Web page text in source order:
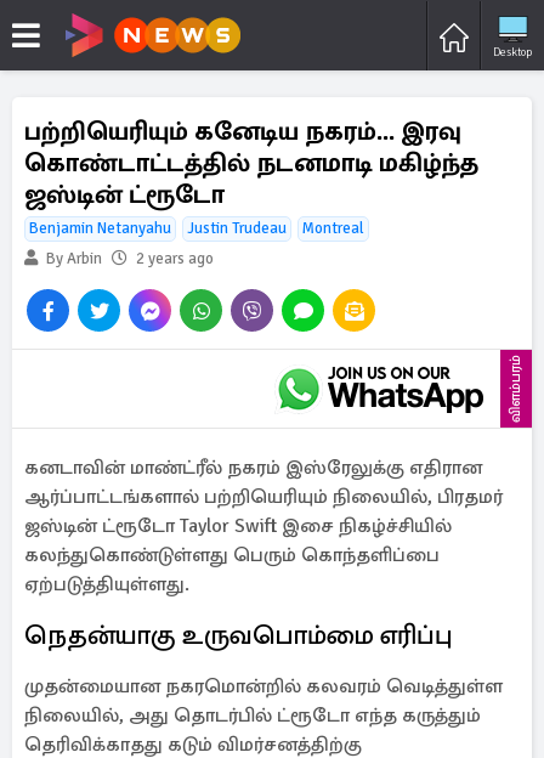
Desktop
பற்றியெரியும் கனேடிய நகரம்... இரவு
கொண்டாட்டத்தில் நடனமாடி மகிழ்ந்த
ஜஸ்டின் ட்ரூடோ
Benjamin Netanyahu Justin Trudeau
Montreal
By Arbin
2 years ago
விளம்பரம்
கனடாவின் மாண்ட்ரீல் நகரம் இஸ்ரேலுக்கு எதிரான
ஆர்ப்பாட்டங்களால் பற்றியெரியும் நிலையில், பிரதமர்
ஜஸ்டின் ட்ரூடோ Taylor Swift இசை நிகழ்ச்சியில்
கலந்துகொண்டுள்ளது பெரும் கொந்தளிப்பை
ஏற்படுத்தியுள்ளது.
நெதன்யாகு உருவபொம்மை எரிப்பு
முதன்மையான நகரமொன்றில் கலவரம் வெடித்துள்ள
நிலையில், அது தொடர்பில் ட்ரூடோ எந்த கருத்தும்
தெரிவிக்காதது கடும் விமர்சனத்திற்கு